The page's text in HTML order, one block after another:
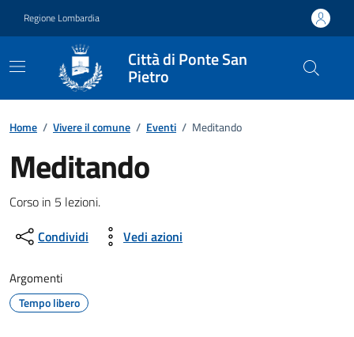
Regione Lombardia
Città di Ponte San
Pietro
Home / Vivere il comune / Eventi / Meditando
Meditando
Dettagli della notizia
Corso in 5 lezioni.
Condividi
Vedi azioni
Argomenti
Tempo libero